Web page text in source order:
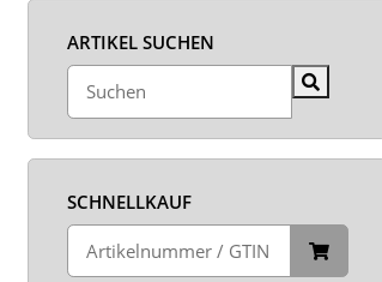
ARTIKEL SUCHEN
SCHNELLKAUF